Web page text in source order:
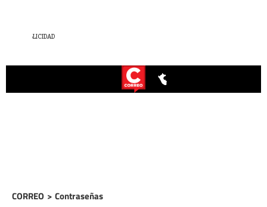
CORREO > Contraseñas